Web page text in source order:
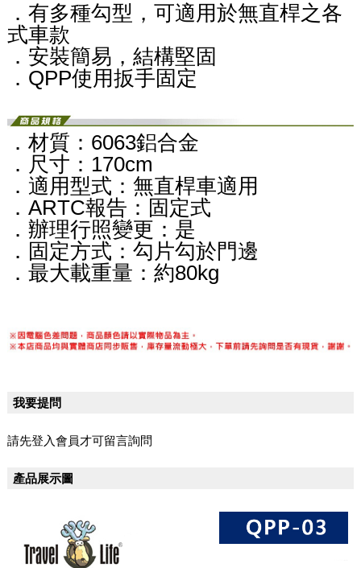
．有多種勾型，可適用於無直桿之各
式車款
．安裝簡易，結構堅固
．QPP使用扳手固定
．材質：6063鋁合金
．尺寸：170cm
．適用型式：無直桿車適用
．ARTC報告：固定式
．辦理行照變更：是
．固定方式：勾片勾於門邊
．最大載重量：約80kg
我要提問
請先登入會員才可留言詢問
產品展示圖